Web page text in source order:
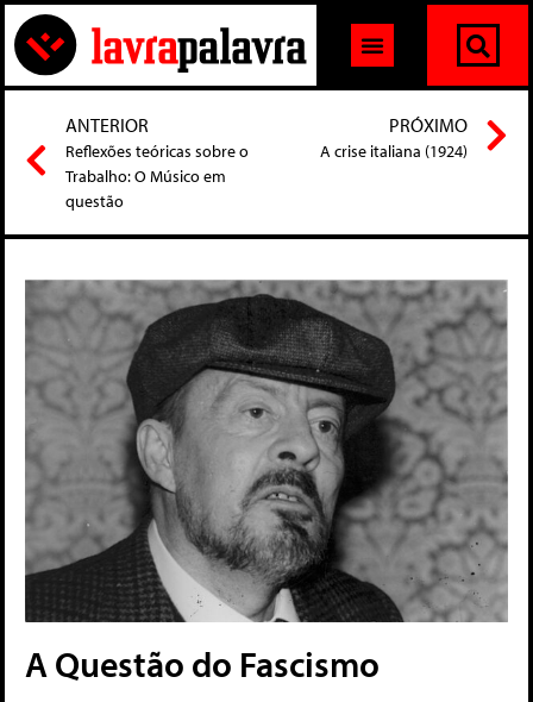
ANTERIOR
Reflexões teóricas sobre o
Trabalho: O Músico em
questão
PRÓXIMO
A crise italiana (1924)
A Questão do Fascismo